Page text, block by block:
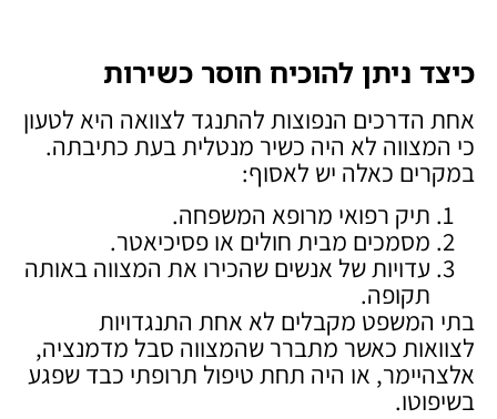
כיצד ניתן להוכיח חוסר כשירות
אחת הדרכים הנפוצות להתנגד לצוואה היא לטעון
כי המצווה לא היה כשיר מנטלית בעת כתיבתה.
במקרים כאלה יש לאסוף:
תיק רפואי מרופא המשפחה.
מסמכים מבית חולים או פסיכיאטר.
עדויות של אנשים שהכירו את המצווה באותה
תקופה.
בתי המשפט מקבלים לא אחת התנגדויות
לצוואות כאשר מתברר שהמצווה סבל מדמנציה,
אלצהיימר, או היה תחת טיפול תרופתי כבד שפגע
בשיפוטו.